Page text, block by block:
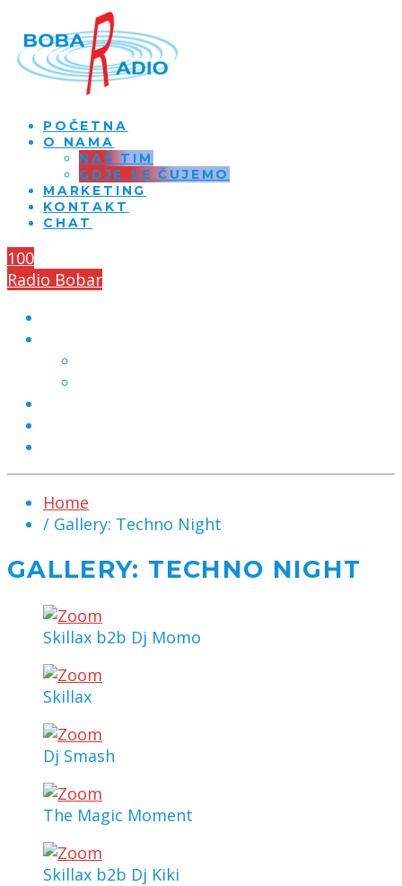
POČETNA
O NAMA
NAŠ TIM
GDJE SE ČUJEMO
MARKETING
KONTAKT
CHAT
100
Radio Bobar
Home
/ Gallery: Techno Night
GALLERY: TECHNO NIGHT
Skillax b2b Dj Momo
Skillax
Dj Smash
The Magic Moment
Skillax b2b Dj Kiki